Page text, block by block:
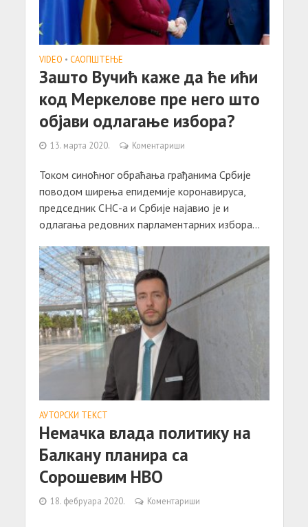
VIDEO • САОПШТЕЊE
Зашто Вучић каже да ће ићи
код Меркелове пре него што
објави одлагање избора?
13. марта 2020. Коментариши
Током синоћног обраћања грађанима Србије
поводом ширења епидемије коронавируса,
председник СНС-а и Србије најавио је и
одлагања редовних парламентарних избора...
АУТОРСКИ ТЕКСТ
Немачка влада политику на
Балкану планира са
Сорошевим НВО
18. фебруара 2020. Коментариши